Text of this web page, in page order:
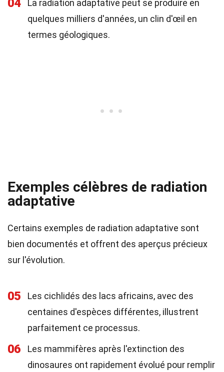
04
La radiation adaptative peut se produire en
quelques milliers d'années, un clin d'œil en
termes géologiques.
Exemples célèbres de radiation
adaptative
Certains exemples de radiation adaptative sont
bien documentés et offrent des aperçus précieux
sur l'évolution.
05
Les cichlidés des lacs africains, avec des
centaines d'espèces différentes, illustrent
parfaitement ce processus.
06
Les mammifères après l'extinction des
dinosaures ont rapidement évolué pour remplir